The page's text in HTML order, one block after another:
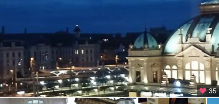
ル
ロ
フ
★
プ
35